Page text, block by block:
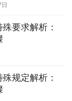
要求解析：
规定解析：